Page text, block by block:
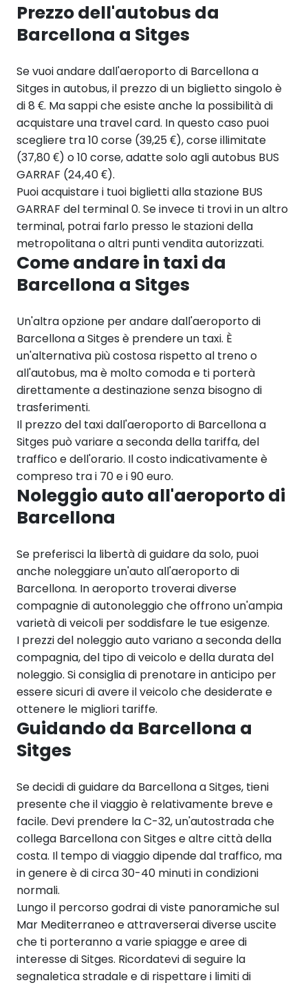
Prezzo dell'autobus da
Barcellona a Sitges
Se vuoi andare dall'aeroporto di Barcellona a
Sitges in autobus, il prezzo di un biglietto singolo è
di 8 €. Ma sappi che esiste anche la possibilità di
acquistare una travel card. In questo caso puoi
scegliere tra 10 corse (39,25 €), corse illimitate
(37,80 €) o 10 corse, adatte solo agli autobus BUS
GARRAF (24,40 €).
Puoi acquistare i tuoi biglietti alla stazione BUS
GARRAF del terminal 0. Se invece ti trovi in un altro
terminal, potrai farlo presso le stazioni della
metropolitana o altri punti vendita autorizzati.
Come andare in taxi da
Barcellona a Sitges
Un'altra opzione per andare dall'aeroporto di
Barcellona a Sitges è prendere un taxi. È
un'alternativa più costosa rispetto al treno o
all'autobus, ma è molto comoda e ti porterà
direttamente a destinazione senza bisogno di
trasferimenti.
Il prezzo del taxi dall'aeroporto di Barcellona a
Sitges può variare a seconda della tariffa, del
traffico e dell'orario. Il costo indicativamente è
compreso tra i 70 e i 90 euro.
Noleggio auto all'aeroporto di
Barcellona
Se preferisci la libertà di guidare da solo, puoi
anche noleggiare un'auto all'aeroporto di
Barcellona. In aeroporto troverai diverse
compagnie di autonoleggio che offrono un'ampia
varietà di veicoli per soddisfare le tue esigenze.
I prezzi del noleggio auto variano a seconda della
compagnia, del tipo di veicolo e della durata del
noleggio. Si consiglia di prenotare in anticipo per
essere sicuri di avere il veicolo che desiderate e
ottenere le migliori tariffe.
Guidando da Barcellona a
Sitges
Se decidi di guidare da Barcellona a Sitges, tieni
presente che il viaggio è relativamente breve e
facile. Devi prendere la C-32, un'autostrada che
collega Barcellona con Sitges e altre città della
costa. Il tempo di viaggio dipende dal traffico, ma
in genere è di circa 30-40 minuti in condizioni
normali.
Lungo il percorso godrai di viste panoramiche sul
Mar Mediterraneo e attraverserai diverse uscite
che ti porteranno a varie spiagge e aree di
interesse di Sitges. Ricordatevi di seguire la
segnaletica stradale e di rispettare i limiti di